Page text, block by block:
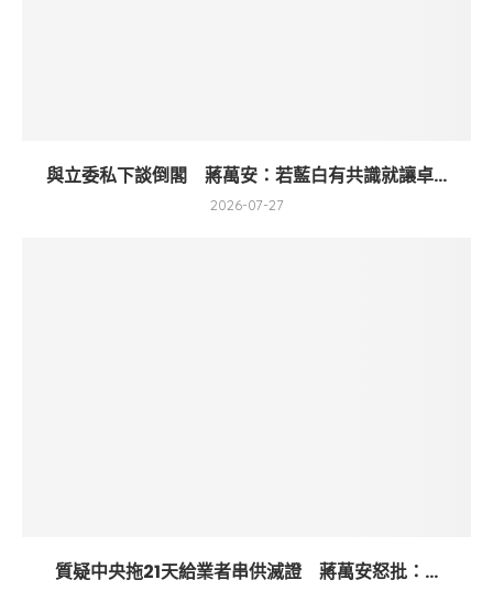
與立委私下談倒閣 蔣萬安：若藍白有共識就讓卓...
2026-07-27
質疑中央拖21天給業者串供滅證 蔣萬安怒批：...